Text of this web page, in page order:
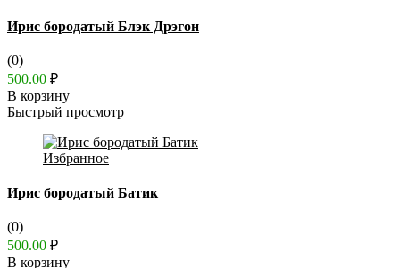
Ирис бородатый Блэк Дрэгон
(0)
500.00 ₽
В корзину
Быстрый просмотр
Избранное
Ирис бородатый Батик
(0)
500.00 ₽
В корзину